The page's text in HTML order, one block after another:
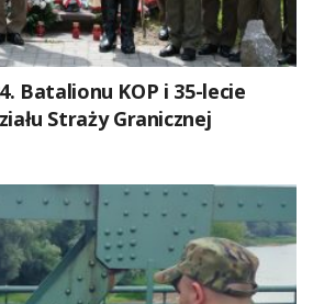
Batalionu KOP i 35-lecie
Straży Granicznej